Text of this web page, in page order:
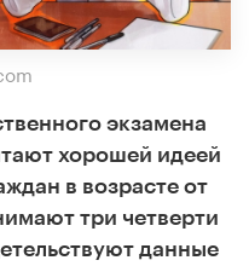
экзамена
хорошей идеей
в возрасте от
три четверти
данные